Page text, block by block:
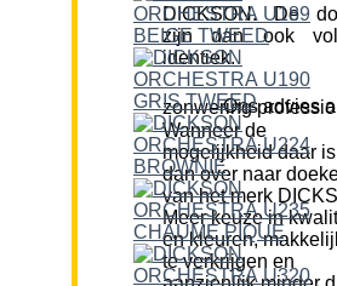
DICKSON. De
zijn dan ook
identiek.
Ons advies als zonwering
Wanneer de
mogelijkheid daar
dan over naar
van het merk
Meer keuze in
en kleuren,
te verkrijgen en